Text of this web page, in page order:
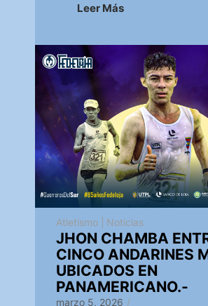
Leer Más
Atletismo Noticias
JHON CHAMBA
CINCO ANDARINES
UBICADOS EN
PANAMERICANO.-
marzo 5, 2026 /